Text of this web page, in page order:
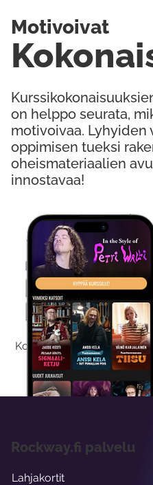
Kokeile
Kokeilemalla ilmaiseksi
on helppo seurata,
motivoivaa. Lyhyiden
oppimisen tueksi
oheismateriaalien
innostavaa!
Motivoivat
Rockway.fi palvelu
Lahjakortit